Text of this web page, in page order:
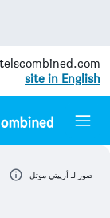
site in English
صور لـ أرييتي موتل